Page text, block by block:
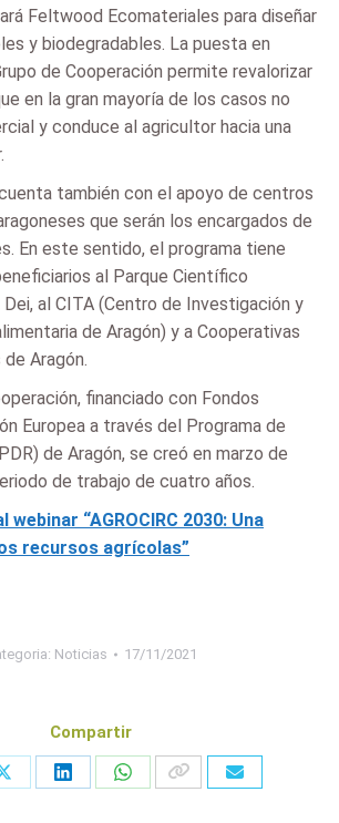
Feltwood Ecomateriales para diseñar
y biodegradables. La puesta en
de Cooperación permite revalorizar
en la gran mayoría de los casos no
y conduce al agricultor hacia una
también con el apoyo de centros
que serán los encargados de
En este sentido, el programa tiene
al Parque Científico
al CITA (Centro de Investigación y
de Aragón) y a Cooperativas
Aragón.
financiado con Fondos
Europea a través del Programa de
de Aragón, se creó en marzo de
de trabajo de cuatro años.
webinar “AGROCIRC 2030: Una
recursos agrícolas”
Noticias 17/11/2021
Compartir
Share
Share
Share